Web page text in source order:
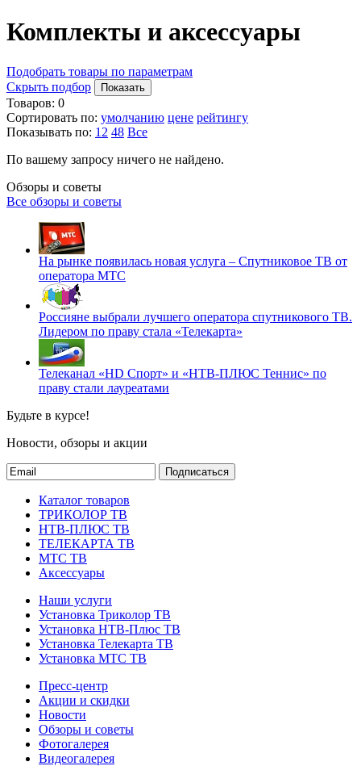
Комплекты и аксессуары
Подобрать товары по параметрам
Скрыть подбор
Показать
Товаров: 0
Сортировать по: умолчанию цене рейтингу
Показывать по: 12 48 Все
По вашему запросу ничего не найдено.
Обзоры и советы
Все обзоры и советы
На рынке появилась новая услуга – Спутниковое ТВ от
оператора МТС
Россияне выбрали лучшего оператора спутникового ТВ.
Лидером по праву стала «Телекарта»
Телеканал «HD Спорт» и «НТВ-ПЛЮС Теннис» по
праву стали лауреатами
Будьте в курсе!
Новости, обзоры и акции
Подписаться
Каталог товаров
ТРИКОЛОР ТВ
НТВ-ПЛЮС ТВ
ТЕЛЕКАРТА ТВ
МТС ТВ
Аксессуары
Наши услуги
Установка Триколор ТВ
Установка НТВ-Плюс ТВ
Установка Телекарта ТВ
Установка МТС ТВ
Пресс-центр
Акции и скидки
Новости
Обзоры и советы
Фотогалерея
Видеогалерея